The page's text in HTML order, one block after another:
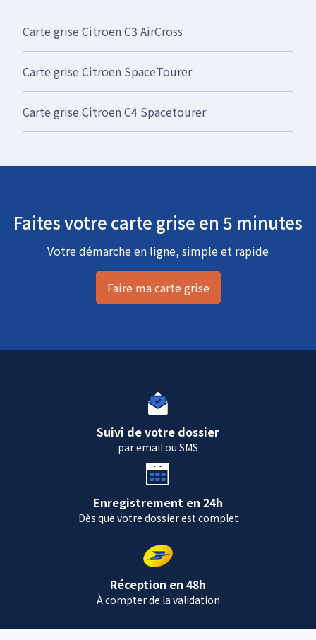
Carte grise Citroen C3 AirCross
Carte grise Citroen SpaceTourer
Carte grise Citroen C4 Spacetourer
Faites votre carte grise en 5 minutes
Votre démarche en ligne, simple et rapide
Faire ma carte grise
Suivi de votre dossier
par email ou SMS
Enregistrement en 24h
Dès que votre dossier est complet
Réception en 48h
À compter de la validation